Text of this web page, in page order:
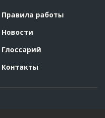
Правила работы
Новости
Глоссарий
Контакты